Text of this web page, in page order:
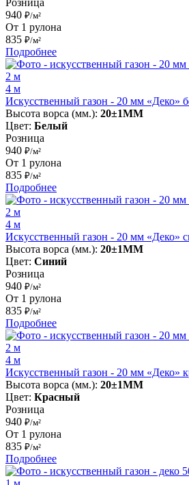
940 ₽/м²
От 1 рулона
835 ₽/м²
Подробнее
2 м
4 м
Искусственный газон - 20 мм «Деко»
Высота ворса (мм.): 20±1MM
Цвет: Белый
Розница
940 ₽/м²
От 1 рулона
835 ₽/м²
Подробнее
2 м
4 м
Искусственный газон - 20 мм «Деко»
Высота ворса (мм.): 20±1MM
Цвет: Синий
Розница
940 ₽/м²
От 1 рулона
835 ₽/м²
Подробнее
2 м
4 м
Искусственный газон - 20 мм «Деко»
Высота ворса (мм.): 20±1MM
Цвет: Красный
Розница
940 ₽/м²
От 1 рулона
835 ₽/м²
Подробнее